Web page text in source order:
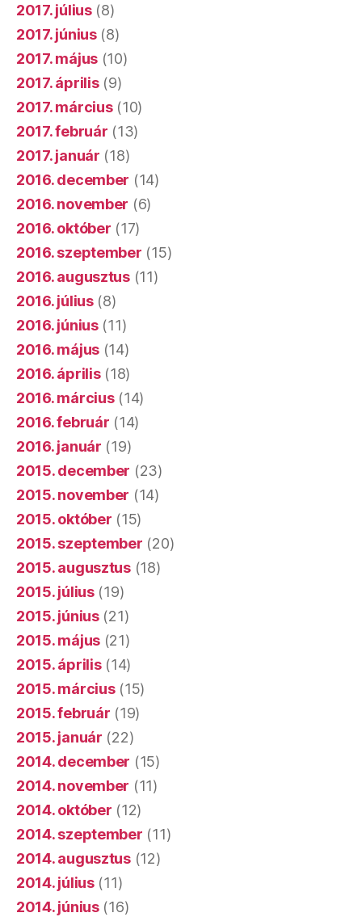
2017. július(8)
2017. június(8)
2017. május (10)
2017. április(9)
2017. március(10)
2017. február (13)
2017. január (18)
2016. december (14)
2016. november (6)
2016. október (17)
2016. szeptember (15)
2016. augusztus(11)
2016. július(8)
2016. június(11)
2016. május (14)
2016. április(18)
2016. március(14)
2016. február (14)
2016. január (19)
2015. december (23)
2015. november (14)
2015. október (15)
2015. szeptember (20)
2015. augusztus(18)
2015. július(19)
2015. június(21)
2015. május (21)
2015. április(14)
2015. március(15)
2015. február (19)
2015. január (22)
2014. december (15)
2014. november (11)
2014. október (12)
2014. szeptember (11)
2014. augusztus(12)
2014. július(11)
2014. június(16)